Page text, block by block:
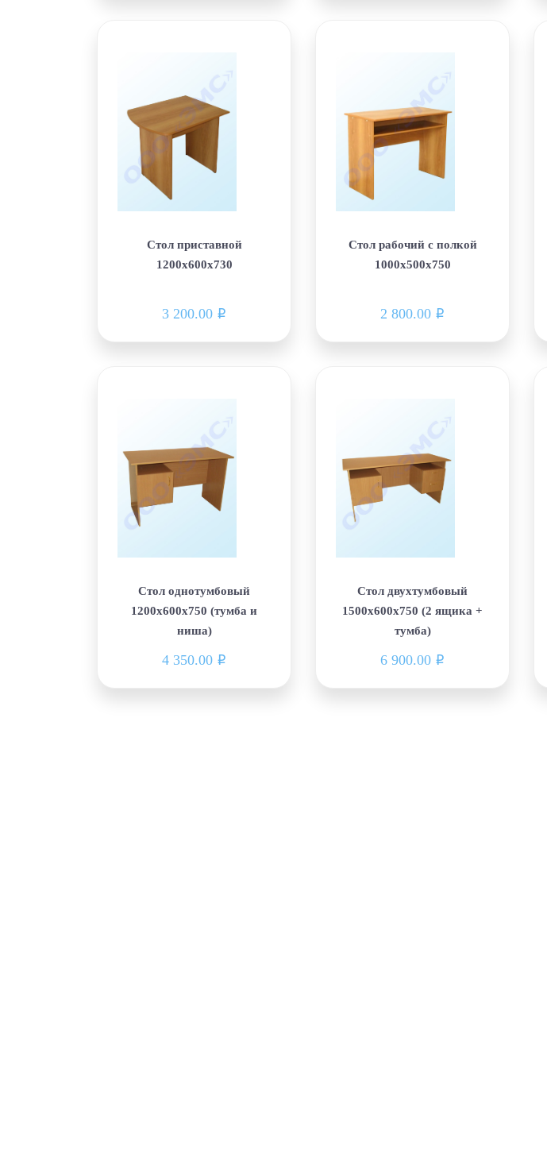
Стол приставной
1200х600х730
3 200.00 i
Стол рабочий с полкой
1000х500х750
2 800.00 i
Стол однотумбовый
1200х600х750 (тумба и
ниша)
4 350.00 i
Стол двухтумбовый
1500х600х750 (2 ящика +
тумба)
6 900.00 i